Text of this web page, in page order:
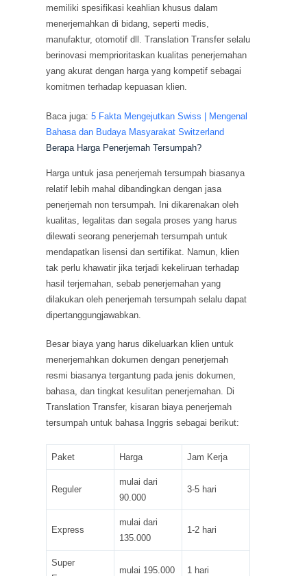
memiliki spesifikasi keahlian khusus dalam
menerjemahkan di bidang, seperti medis,
manufaktur, otomotif dll. Translation Transfer selalu
berinovasi memprioritaskan kualitas penerjemahan
yang akurat dengan harga yang kompetif sebagai
komitmen terhadap kepuasan klien.
Baca juga:5 Fakta Mengejutkan Swiss | Mengenal
Bahasa dan Budaya Masyarakat Switzerland
Berapa Harga Penerjemah Tersumpah?
Harga untuk jasa penerjemah tersumpah biasanya
relatif lebih mahal dibandingkan dengan jasa
penerjemah non tersumpah. Ini dikarenakan oleh
kualitas, legalitas dan segala proses yang harus
dilewati seorang penerjemah tersumpah untuk
mendapatkan lisensi dan sertifikat. Namun, klien
tak perlu khawatir jika terjadi kekeliruan terhadap
hasil terjemahan, sebab penerjemahan yang
dilakukan oleh penerjemah tersumpah selalu dapat
dipertanggungjawabkan.
Besar biaya yang harus dikeluarkan klien untuk
menerjemahkan dokumen dengan penerjemah
resmi biasanya tergantung pada jenis dokumen,
bahasa, dan tingkat kesulitan penerjemahan. Di
Translation Transfer, kisaran biaya penerjemah
tersumpah untuk bahasa Inggris sebagai berikut:
Paket Harga Jam Kerja
Reguler
mulai dari
90.000
3-5 hari
Express
mulai dari
135.000
1-2 hari
Super
mulai 195.000 1 hari